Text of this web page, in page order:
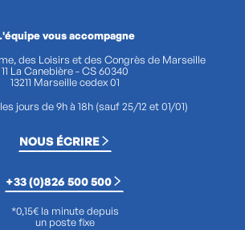
vous accompagne
des Loisirs et des Congrès de Marseille
11 La Canebière - CS 60340
13211 Marseille cedex 01
jours de 9h à 18h (sauf 25/12 et 01/01)
NOUS ÉCRIRE
+33 (0)826 500 500
*0,15€ la minute depuis
un poste fixe